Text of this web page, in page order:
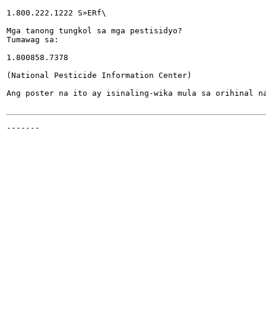
1.800.222.1222 S»ERf\
Mga tanong tungkol sa mga pestisidyo?
Tumawag sa:
1.800858.7378
(National Pesticide Information Center)
Ang poster na ito ay isinaling-wika mula sa orihinal na
-------